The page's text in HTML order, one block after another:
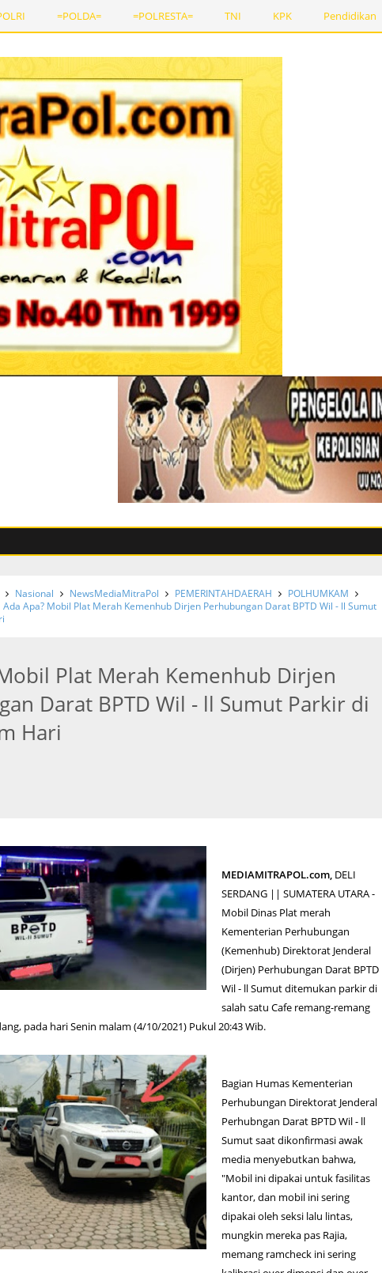
=POLDA= =POLRESTA= TNI KPK Pendidikan
Nasional NewsMediaMitraPol PEMERINTAHDAERAH
POLHUMKAM
Ada Apa? Mobil Plat Merah Kemenhub Dirjen Perhubungan Darat BPTD Wil - ll Sumut
Plat Merah Kemenhub Dirjen
Darat BPTD Wil - ll Sumut Parkir di
Hari
MEDIAMITRAPOL.com, DELI
SERDANG || SUMATERA UTARA -
Mobil Dinas Plat merah
Kementerian Perhubungan
(Kemenhub) Direktorat Jenderal
(Dirjen) Perhubungan Darat BPTD
Wil - ll Sumut ditemukan parkir di
salah satu Cafe remang-remang
pada hari Senin malam (4/10/2021) Pukul 20:43 Wib.
Bagian Humas Kementerian
Perhubungan Direktorat Jenderal
Perhubngan Darat BPTD Wil - ll
Sumut saat dikonfirmasi awak
media menyebutkan bahwa,
"Mobil ini dipakai untuk fasilitas
kantor, dan mobil ini sering
dipakai oleh seksi lalu lintas,
mungkin mereka pas Rajia,
memang ramcheck ini sering